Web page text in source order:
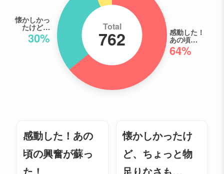
感動した！
あの頃…
64%
懐かしかっ
たけど…
30%
Total
762
感動した！あの
頃の興奮が蘇っ
懐かしかったけ
ど、ちょっと物